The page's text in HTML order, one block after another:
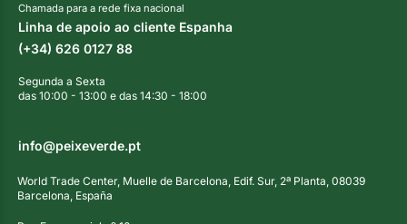
Chamada para a rede fixa nacional
Linha de apoio ao cliente Espanha
(+34) 626 0127 88
Segunda a Sexta
das 10:00 - 13:00 e das 14:30 - 18:00
info@peixeverde.pt
World Trade Center, Muelle de Barcelona, Edif. Sur, 2ª Planta, 08039
Barcelona, España